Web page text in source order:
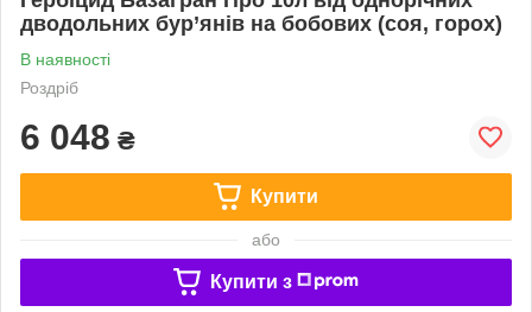
дводольних бур’янів на бобових (соя, горох)
В наявності
Роздріб
6 048 ₴
Купити
або
Купити з